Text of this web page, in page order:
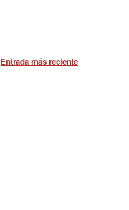
Entrada más reciente